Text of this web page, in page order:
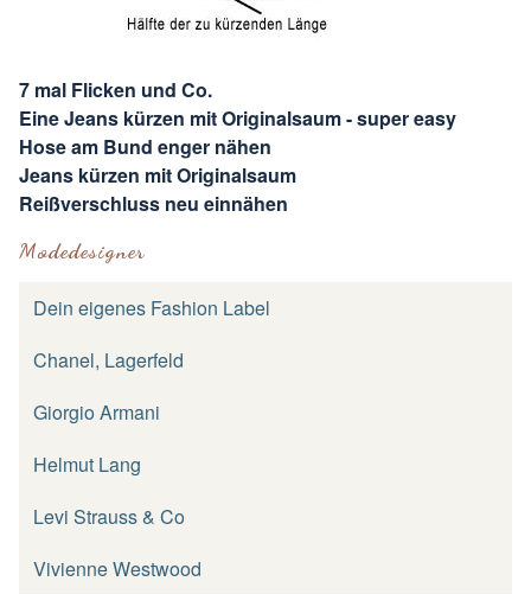
7 mal Flicken und Co.
Eine Jeans kürzen mit Originalsaum - super easy
Hose am Bund enger nähen
Jeans kürzen mit Originalsaum
Reißverschluss neu einnähen
Modedesigner
Dein eigenes Fashion Label
Chanel, Lagerfeld
Giorgio Armani
Helmut Lang
Levi Strauss & Co
Vivienne Westwood